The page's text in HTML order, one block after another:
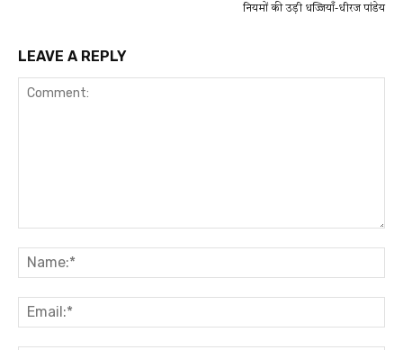
नियमों की उड़ी धज्जियाँ-धीरज पांडेय
LEAVE A REPLY